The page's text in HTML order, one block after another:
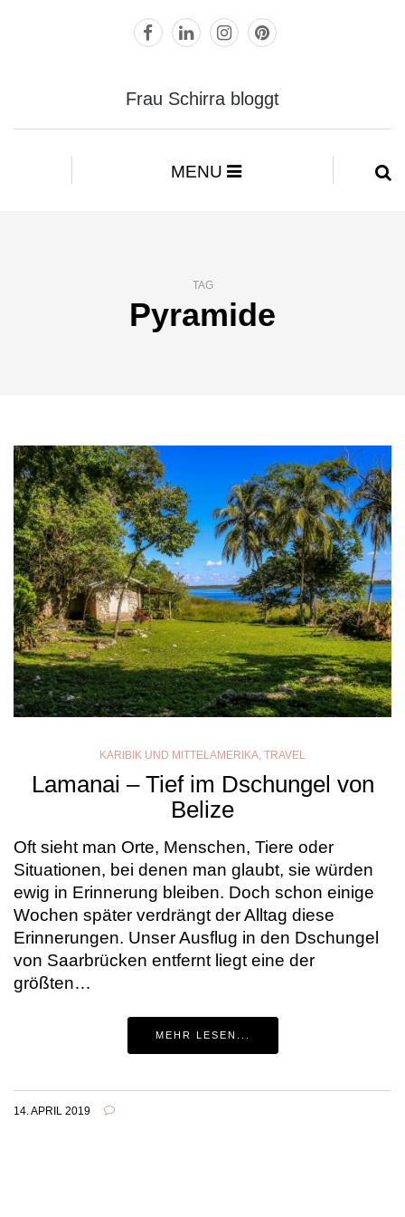
Frau Schirra bloggt
MENU
TAG
Pyramide
KARIBIK UND MITTELAMERIKA, TRAVEL
Lamanai – Tief im Dschungel von
Belize
Oft sieht man Orte, Menschen, Tiere oder
Situationen, bei denen man glaubt, sie würden
ewig in Erinnerung bleiben. Doch schon einige
Wochen später verdrängt der Alltag diese
Erinnerungen. Unser Ausflug in den Dschungel
von Saarbrücken entfernt liegt eine der
größten…
MEHR LESEN...
14. APRIL 2019